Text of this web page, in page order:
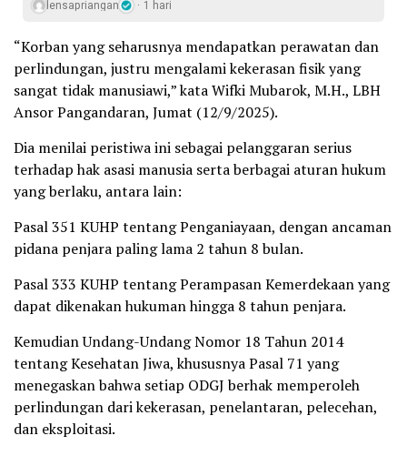
lensapriangan 1 hari
“Korban yang seharusnya mendapatkan perawatan dan
perlindungan, justru mengalami kekerasan fisik yang
sangat tidak manusiawi,” kata Wifki Mubarok, M.H., LBH
Ansor Pangandaran, Jumat (12/9/2025).
Dia menilai peristiwa ini sebagai pelanggaran serius
terhadap hak asasi manusia serta berbagai aturan hukum
yang berlaku, antara lain:
Pasal 351 KUHP tentang Penganiayaan, dengan ancaman
pidana penjara paling lama 2 tahun 8 bulan.
Pasal 333 KUHP tentang Perampasan Kemerdekaan yang
dapat dikenakan hukuman hingga 8 tahun penjara.
Kemudian Undang-Undang Nomor 18 Tahun 2014
tentang Kesehatan Jiwa, khususnya Pasal 71 yang
menegaskan bahwa setiap ODGJ berhak memperoleh
perlindungan dari kekerasan, penelantaran, pelecehan,
dan eksploitasi.